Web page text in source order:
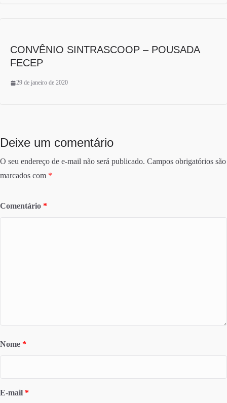
CONVÊNIO SINTRASCOOP – POUSADA
FECEP
29 de janeiro de 2020
Deixe um comentário
O seu endereço de e-mail não será publicado. Campos obrigatórios são
marcados com *
Comentário *
Nome *
E-mail *